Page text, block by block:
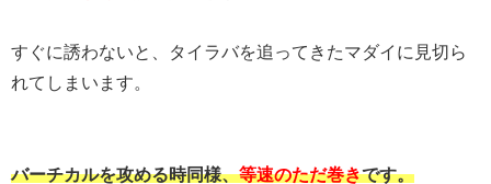
すぐに誘わないと、タイラバを追ってきたマダイに見切ら
れてしまいます。
バーチカルを攻める時同様、等速のただ巻きです。